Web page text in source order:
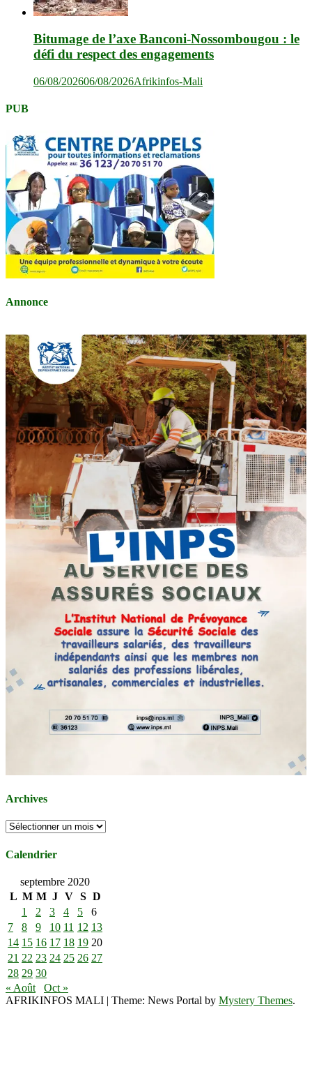
Bitumage de l’axe Banconi-Nossombougou : le
défi du respect des engagements
06/08/202606/08/2026Afrikinfos-Mali
PUB
Annonce
Archives
Archives
Calendrier
septembre 2020
L M M J V S D
1
2 3 4 5
6
7
8 9 10 11 12 13
14 15 16 17 18 19 20
21 22 23 24 25 26 27
28 29 30
« Août
Oct »
AFRIKINFOS MALI | Theme: News Portal by Mystery Themes.